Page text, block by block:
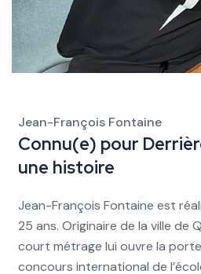
Jean-François Fontaine
Connu(e) pour
une histoire
Jean-François Fontaine est
25 ans. Originaire de la ville de
court métrage lui ouvre la
concours international de